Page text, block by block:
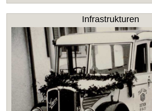
Infrastrukturen